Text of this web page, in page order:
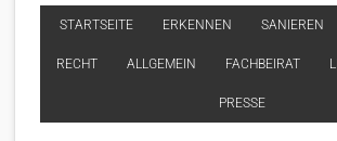
STARTSEITE ERKENNEN SANIEREN
RECHT ALLGEMEIN FACHBEIRAT
PRESSE